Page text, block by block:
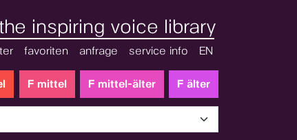
inspiring voice library
favoriten anfrage service info EN
F mittel F mittel-älter F älter